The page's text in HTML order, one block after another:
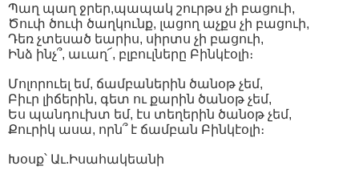
Պաղ պաղ ջրեր,պապակ շուրթս չի բացուի,
Ծուփ ծուփ ծաղկունք, լացող աչքս չի բացուի,
Դեռ չտեսած եարիս, սիրտս չի բացուի,
Ինձ ինչ՞, աւաղ՜, բլբուլները Բինկէօլի։
Մոլորուել եմ, ճամբաներին ծանօթ չեմ,
Բիւր լիճերին, գետ ու քարին ծանօթ չեմ,
Ես պանդուխտ եմ, էս տեղերին ծանօթ չեմ,
Քուրիկ ասա, որն՞ է ճամբան Բինկէօլի։
Խօսք՝ Աւ.Իսահակեանի